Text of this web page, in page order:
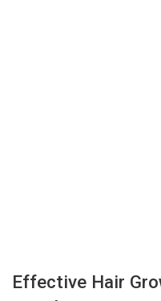
Effective Hair